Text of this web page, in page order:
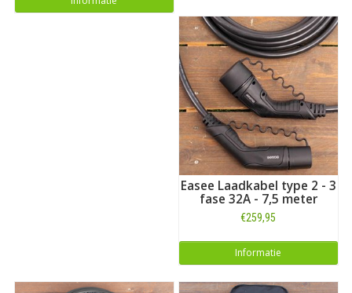
Easee Laadkabel type 2 - 3
fase 32A - 7,5 meter
€259,95
Informatie